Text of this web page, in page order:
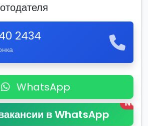
2434
WhatsApp
в WhatsApp
New